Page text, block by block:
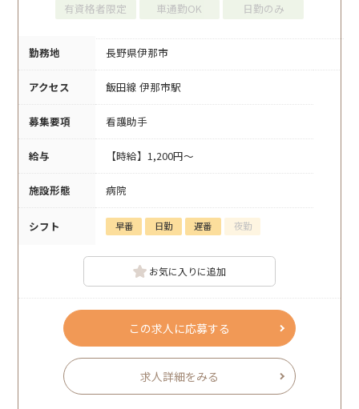
有資格者限定
車通勤OK 日勤のみ
勤務地 長野県伊那市
アクセス 飯田線 伊那市駅
募集要項 看護助手
給与 【時給】1,200円～
施設形態 病院
シフト 早番 日勤 遅番 夜勤
お気に入りに追加
この求人に応募する
求人詳細をみる